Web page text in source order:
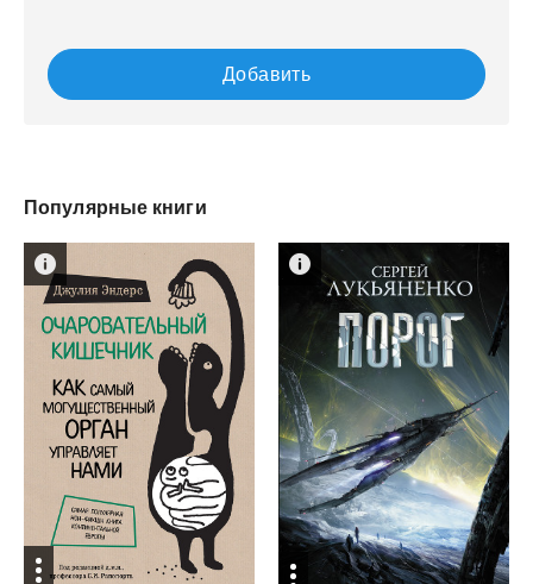
Добавить
Популярные книги